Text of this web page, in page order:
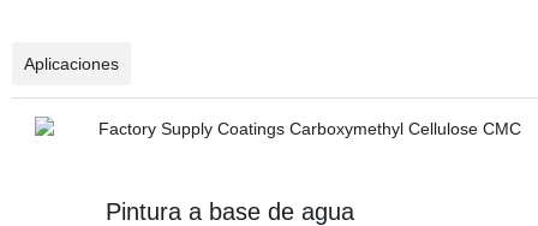
Aplicaciones
Pintura a base de agua